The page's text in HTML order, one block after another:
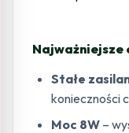
Najważniejsze
Stałe
konieczności
Moc 8W –